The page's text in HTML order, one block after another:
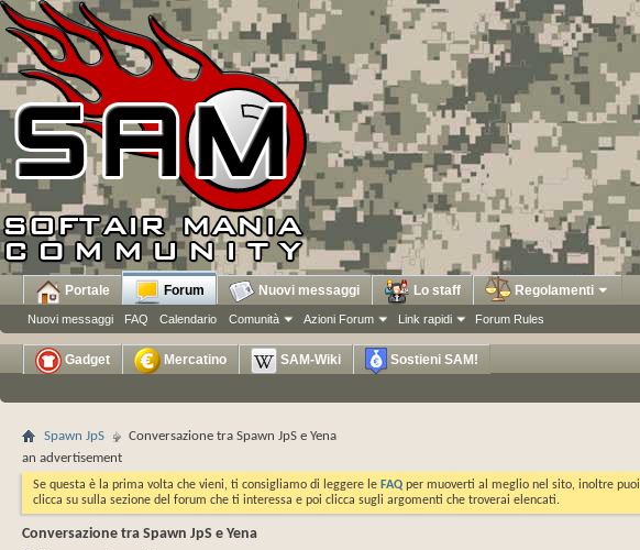
Portale Forum
Nuovi messaggi FAQ Calendario Comunità Azioni Forum Link rapidi Forum Rules
Nuovi messaggi Lo staff Regolamenti
Gadget Mercatino SAM-Wiki Sostieni SAM!
Spawn JpS
Conversazione tra Spawn JpS e Yena
an advertisement
Se questa è la prima volta che vieni, ti consigliamo di leggere le FAQ per muoverti al meglio nel sito, inoltre puoi
clicca su sulla sezione del forum che ti interessa e poi clicca sugli argomenti che troverai elencati.
Conversazione tra Spawn JpS e Yena